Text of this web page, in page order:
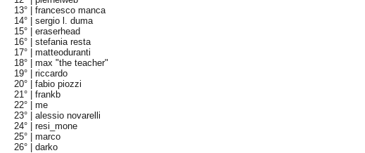
13° |francesco manca
14° |sergio l. duma
15° |eraserhead
16° |stefania resta
17° |matteoduranti
18° |max "the teacher"
19° |riccardo
20° |fabio piozzi
21° |frankb
22° |me
23° |alessio novarelli
24° |resi_mone
25° |marco
26° |darko